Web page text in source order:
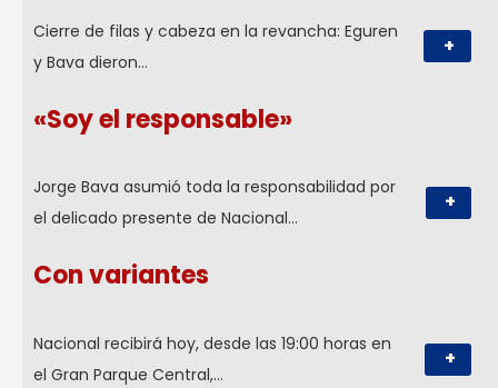
Cierre de filas y cabeza en la revancha: Eguren
y Bava dieron…
+
«Soy el responsable»
Jorge Bava asumió toda la responsabilidad por
el delicado presente de Nacional…
+
Con variantes
Nacional recibirá hoy, desde las 19:00 horas en
el Gran Parque Central,…
+